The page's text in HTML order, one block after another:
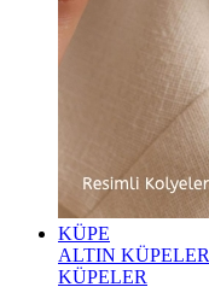
KÜPE
ALTIN KÜPELER
KÜPELER